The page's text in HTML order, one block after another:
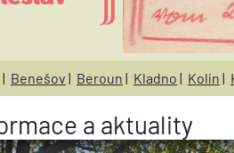
| Benešov | Beroun | Kladno | Kolín |
a aktuality